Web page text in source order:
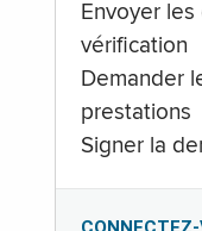
Envoyer
vérification
Demander
prestations
Signer la